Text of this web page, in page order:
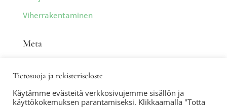
Viherrakentaminen
Meta
Sisältösyöte
Kommenttisyöte
Tietosuoja ja rekisteriseloste
Käytämme evästeitä verkkosivujemme sisällön ja
käyttökokemuksen parantamiseksi. Klikkaamalla "Totta